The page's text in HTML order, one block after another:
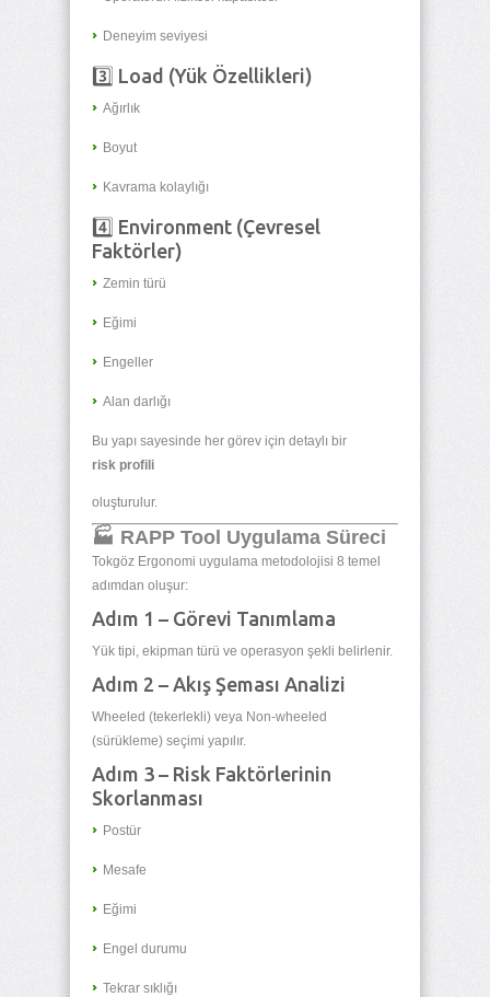
Deneyim seviyesi
3️⃣ Load (Yük Özellikleri)
Ağırlık
Boyut
Kavrama kolaylığı
4️⃣ Environment (Çevresel
Faktörler)
Zemin türü
Eğimi
Engeller
Alan darlığı
Bu yapı sayesinde her görev için detaylı bir
risk profili
oluşturulur.
🏭 RAPP Tool Uygulama Süreci
Tokgöz Ergonomi uygulama metodolojisi 8 temel
adımdan oluşur:
Adım 1 – Görevi Tanımlama
Yük tipi, ekipman türü ve operasyon şekli belirlenir.
Adım 2 – Akış Şeması Analizi
Wheeled (tekerlekli) veya Non-wheeled
(sürükleme) seçimi yapılır.
Adım 3 – Risk Faktörlerinin
Skorlanması
Postür
Mesafe
Eğimi
Engel durumu
Tekrar sıklığı